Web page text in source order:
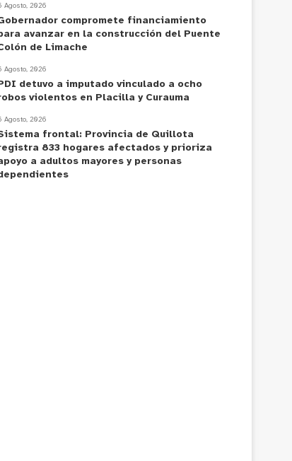
Agosto, 2026
compromete financiamiento
avanzar en la construcción del Puente
de Limache
Agosto, 2026
PDI detuvo a imputado vinculado a ocho
violentos en Placilla y Curauma
Agosto, 2026
frontal: Provincia de Quillota
833 hogares afectados y prioriza
a adultos mayores y personas